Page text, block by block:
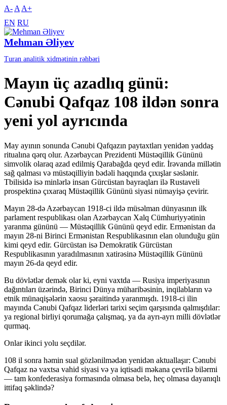
A- A A+
EN RU
Mehman Əliyev
Turan analitik xidmətinin rəhbəri
Mayın üç azadlıq günü:
Cənubi Qafqaz 108 ildən sonra
yeni yol ayrıcında
May ayının sonunda Cənubi Qafqazın paytaxtları yenidən yaddaş
ritualına qərq olur. Azərbaycan Prezidenti Müstəqillik Gününü
simvolik olaraq azad edilmiş Qarabağda qeyd edir. İrəvanda millətin
sağ qalması və müstəqilliyin bədəli haqqında çıxışlar səslənir.
Tbilisidə isə minlərlə insan Gürcüstan bayraqları ilə Rustaveli
prospektinə çıxaraq Müstəqillik Gününü siyasi nümayişə çevirir.
Mayın 28-də Azərbaycan 1918-ci ildə müsəlman dünyasının ilk
parlament respublikası olan Azərbaycan Xalq Cümhuriyyətinin
yaranma gününü — Müstəqillik Gününü qeyd edir. Ermənistan da
mayın 28-ni Birinci Ermənistan Respublikasının elan olunduğu gün
kimi qeyd edir. Gürcüstan isə Demokratik Gürcüstan
Respublikasının yaradılmasının xatirəsinə Müstəqillik Gününü
mayın 26-da qeyd edir.
Bu dövlətlər demək olar ki, eyni vaxtda — Rusiya imperiyasının
dağıntıları üzərində, Birinci Dünya müharibəsinin, inqilabların və
etnik münaqişələrin xaosu şəraitində yaranmışdı. 1918-ci ilin
mayında Cənubi Qafqaz liderləri tarixi seçim qarşısında qalmışdılar:
ya regional birliyi qorumağa çalışmaq, ya da ayrı-ayrı milli dövlətlər
qurmaq.
Onlar ikinci yolu seçdilər.
108 il sonra həmin sual gözlənilmədən yenidən aktuallaşır: Cənubi
Qafqaz nə vaxtsa vahid siyasi və ya iqtisadi məkana çevrilə bilərmi
— tam konfederasiya formasında olmasa belə, heç olmasa dayanıqlı
ittifaq şəklində?